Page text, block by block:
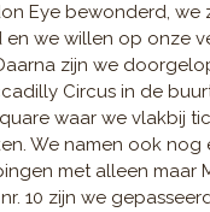
Eye bewonderd, we
we willen op onze
zijn we
Circus in de
waar we vlakbij
We namen ook nog
met alleen maar
10 zijn we